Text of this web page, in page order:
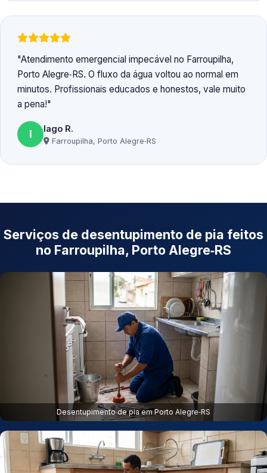
Atendimento emergencial impecável no Farroupilha,
Porto Alegre‑RS. O fluxo da água voltou ao normal em
minutos. Profissionais educados e honestos, vale muito
a pena!
I Iago R.
Farroupilha, Porto Alegre‑RS
Serviços de desentupimento de pia feitos
no Farroupilha, Porto Alegre‑RS
Desentupimento de pia em Porto Alegre‑RS